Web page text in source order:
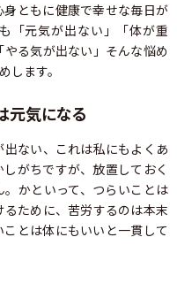
ともに健康で幸せな毎日が
「元気が出ない」「体が重
る気が出ない」そんな悩め
します。
元気になる
ない、これは私にもよくあ
がちですが、放置しておく
かといって、つらいことは
ために、苦労するのは本末
とは体にもいいと一貫して